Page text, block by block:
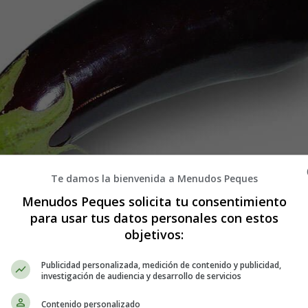
para disfrutar sin pescado!
con alternativas creativas y sabrosas para aquellos
optar por opciones vegetales, estás de enhorabuena. En este
Te damos la bienvenida a Menudos Peques
Menudos Peques solicita tu consentimiento
para usar tus datos personales con estos
objetivos:
Publicidad personalizada, medición de contenido y publicidad,
investigación de audiencia y desarrollo de servicios
Contenido personalizado